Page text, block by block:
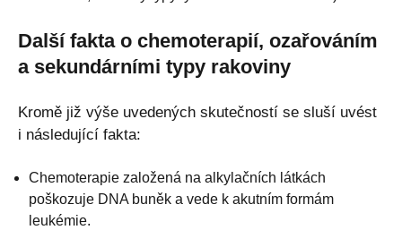
Další fakta o chemoterapií, ozařováním
a sekundárními typy rakoviny
Kromě již výše uvedených skutečností se sluší uvést
i následující fakta:
Chemoterapie založená na alkylačních látkách
poškozuje DNA buněk a vede k akutním formám
leukémie.